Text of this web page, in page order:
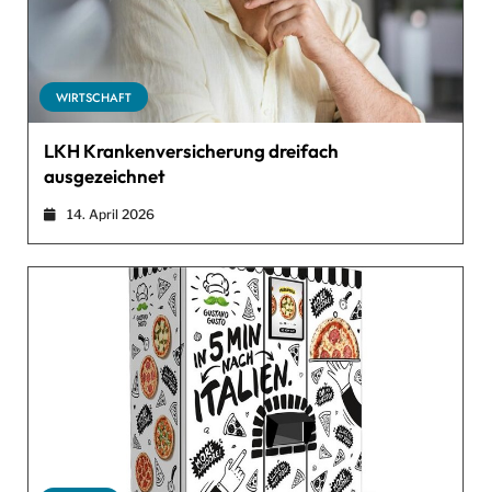
WIRTSCHAFT
LKH Krankenversicherung dreifach
ausgezeichnet
14. April 2026